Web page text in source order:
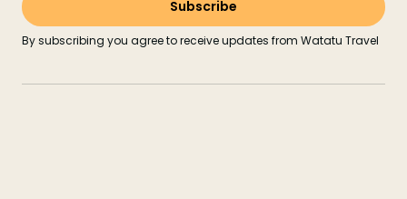
By subscribing you agree to receive updates from Watatu Travel